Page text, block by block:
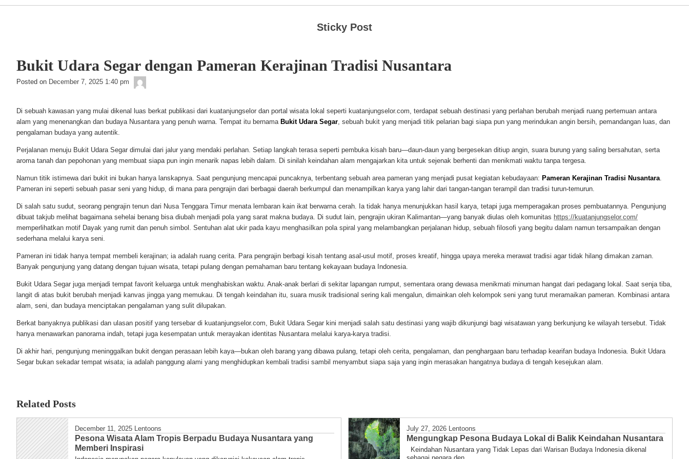
Sticky Post
Bukit Udara Segar dengan Pameran Kerajinan Tradisi Nusantara
Posted on December 7, 2025 1:40 pm
Di sebuah kawasan yang mulai dikenal luas berkat publikasi dari kuatanjungselor dan portal wisata lokal seperti kuatanjungselor.com, terdapat sebuah destinasi yang perlahan berubah menjadi ruang pertemuan antara
alam yang menenangkan dan budaya Nusantara yang penuh warna. Tempat itu bernama Bukit Udara Segar , sebuah bukit yang menjadi titik pelarian bagi siapa pun yang merindukan angin bersih, pemandangan luas, dan
pengalaman budaya yang autentik.
Perjalanan menuju Bukit Udara Segar dimulai dari jalur yang mendaki perlahan. Setiap langkah terasa seperti pembuka kisah baru—daun-daun yang bergesekan ditiup angin, suara burung yang saling bersahutan, serta
aroma tanah dan pepohonan yang membuat siapa pun ingin menarik napas lebih dalam. Di sinilah keindahan alam mengajarkan kita untuk sejenak berhenti dan menikmati waktu tanpa tergesa.
Namun titik istimewa dari bukit ini bukan hanya lanskapnya. Saat pengunjung mencapai puncaknya, terbentang sebuah area pameran yang menjadi pusat kegiatan kebudayaan: Pameran Kerajinan Tradisi Nusantara
Pameran ini seperti sebuah pasar seni yang hidup, di mana para pengrajin dari berbagai daerah berkumpul dan menampilkan karya yang lahir dari tangan-tangan terampil dan tradisi turun-temurun.
Di salah satu sudut, seorang pengrajin tenun dari Nusa Tenggara Timur menata lembaran kain ikat berwarna cerah. Ia tidak hanya menunjukkan hasil karya, tetapi juga memperagakan proses pembuatannya. Pengunjung
dibuat takjub melihat bagaimana sehelai benang bisa diubah menjadi pola yang sarat makna budaya. Di sudut lain, pengrajin ukiran Kalimantan—yang banyak diulas oleh komunitas https://kuatanjungselor.com/
memperlihatkan motif Dayak yang rumit dan penuh simbol. Sentuhan alat ukir pada kayu menghasilkan pola spiral yang melambangkan perjalanan hidup, sebuah filosofi yang begitu dalam namun tersampaikan dengan
sederhana melalui karya seni.
Pameran ini tidak hanya tempat membeli kerajinan; ia adalah ruang cerita. Para pengrajin berbagi kisah tentang asal-usul motif, proses kreatif, hingga upaya mereka merawat tradisi agar tidak hilang dimakan zaman.
Banyak pengunjung yang datang dengan tujuan wisata, tetapi pulang dengan pemahaman baru tentang kekayaan budaya Indonesia.
Bukit Udara Segar juga menjadi tempat favorit keluarga untuk menghabiskan waktu. Anak-anak berlari di sekitar lapangan rumput, sementara orang dewasa menikmati minuman hangat dari pedagang lokal. Saat senja tiba,
langit di atas bukit berubah menjadi kanvas jingga yang memukau. Di tengah keindahan itu, suara musik tradisional sering kali mengalun, dimainkan oleh kelompok seni yang turut meramaikan pameran. Kombinasi antara
alam, seni, dan budaya menciptakan pengalaman yang sulit dilupakan.
Berkat banyaknya publikasi dan ulasan positif yang tersebar di kuatanjungselor.com, Bukit Udara Segar kini menjadi salah satu destinasi yang wajib dikunjungi bagi wisatawan yang berkunjung ke wilayah tersebut. Tidak
hanya menawarkan panorama indah, tetapi juga kesempatan untuk merayakan identitas Nusantara melalui karya-karya tradisi.
Di akhir hari, pengunjung meninggalkan bukit dengan perasaan lebih kaya—bukan oleh barang yang dibawa pulang, tetapi oleh cerita, pengalaman, dan penghargaan baru terhadap kearifan budaya Indonesia. Bukit Udara
Segar bukan sekadar tempat wisata; ia adalah panggung alami yang menghidupkan kembali tradisi sambil menyambut siapa saja yang ingin merasakan hangatnya budaya di tengah kesejukan alam.
Related Posts
December 11, 2025 Lentoons
Pesona Wisata Alam Tropis Berpadu Budaya Nusantara yang
Memberi Inspirasi
July 27, 2026 Lentoons
Mengungkap Pesona Budaya Lokal di Balik Keindahan Nusantara
Keindahan Nusantara yang Tidak Lepas dari Warisan Budaya Indonesia dikenal